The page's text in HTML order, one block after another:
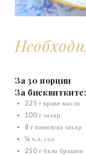
За 30 порции
За бисквитките:
225 г краве масло
100 г захар
8 г ванилова захар
¼ ч.л. сол
250 г бяло брашно